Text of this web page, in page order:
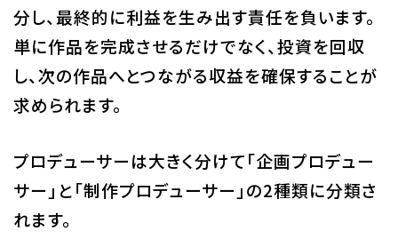
分し、最終的に利益を生み出す責任を負います。
単に作品を完成させるだけでなく、投資を回収
し、次の作品へとつながる収益を確保することが
求められます。
プロデューサーは大きく分けて「企画プロデュー
サー」と「制作プロデューサー」の2種類に分類さ
れます。